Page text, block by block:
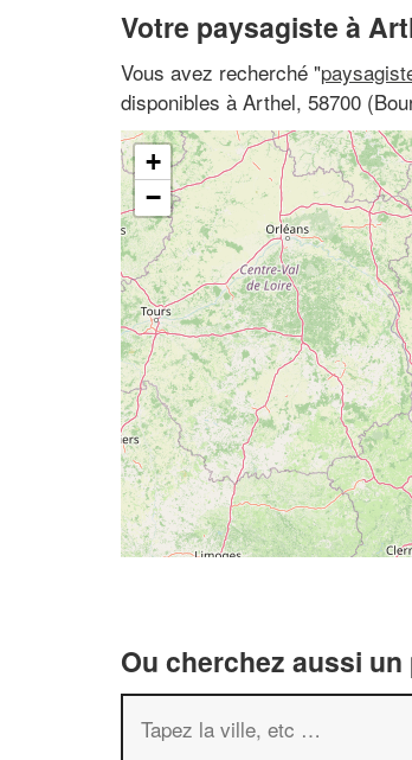
Votre paysagiste à
Vous avez recherché "
disponibles à Arthel, 58700
+
−
Ou cherchez aussi